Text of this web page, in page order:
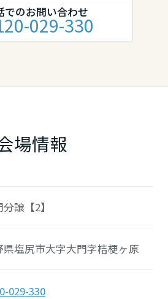
でのお問い合わせ
029-330
場情報
譲【2】
県塩尻市大字大門字桔梗ヶ原
029-330